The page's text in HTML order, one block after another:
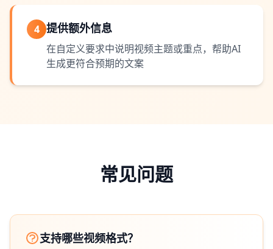
4 提供额外信息
在自定义要求中说明视频主题或重点，帮助AI
生成更符合预期的文案
常见问题
支持哪些视频格式？